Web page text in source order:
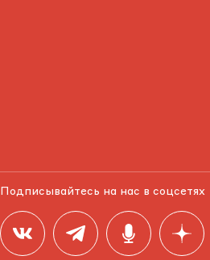
Подписывайтесь на нас в соцсетях